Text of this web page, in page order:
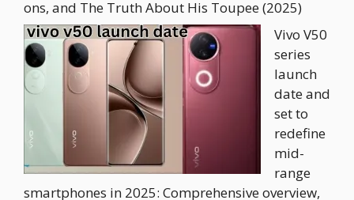
ons, and The Truth About His Toupee (2025)
Vivo V50
series
launch
date and
set to
redefine
mid-
range
smartphones in 2025: Comprehensive overview,